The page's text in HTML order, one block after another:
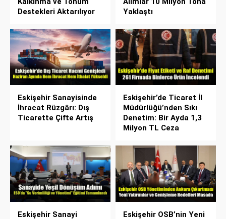
Destekleri Aktarılıyor
Yaklaştı
Eskişehir Sanayisinde
İhracat Rüzgârı: Dış
Ticarette Çifte Artış
Eskişehir’de Ticaret İl
Müdürlüğü’nden Sıkı
Denetim: Bir Ayda 1,3
Milyon TL Ceza
Eskişehir Sanayi
Eskişehir OSB’nin Yeni